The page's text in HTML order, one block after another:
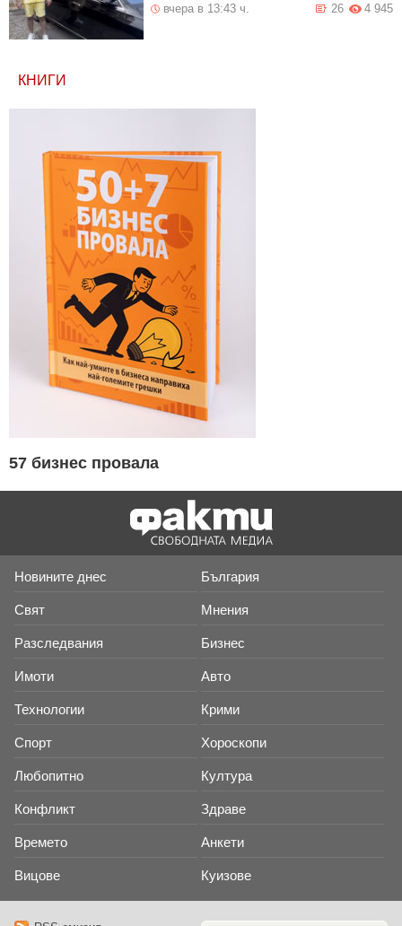
вчера в 13:43 ч. 4 945
26
КНИГИ
57 бизнес провала
Новините днес България
Свят Мнения
Разследвания Бизнес
Имоти Авто
Технологии Крими
Спорт Хороскопи
Любопитно Култура
Конфликт Здраве
Времето Анкети
Вицове Куизове